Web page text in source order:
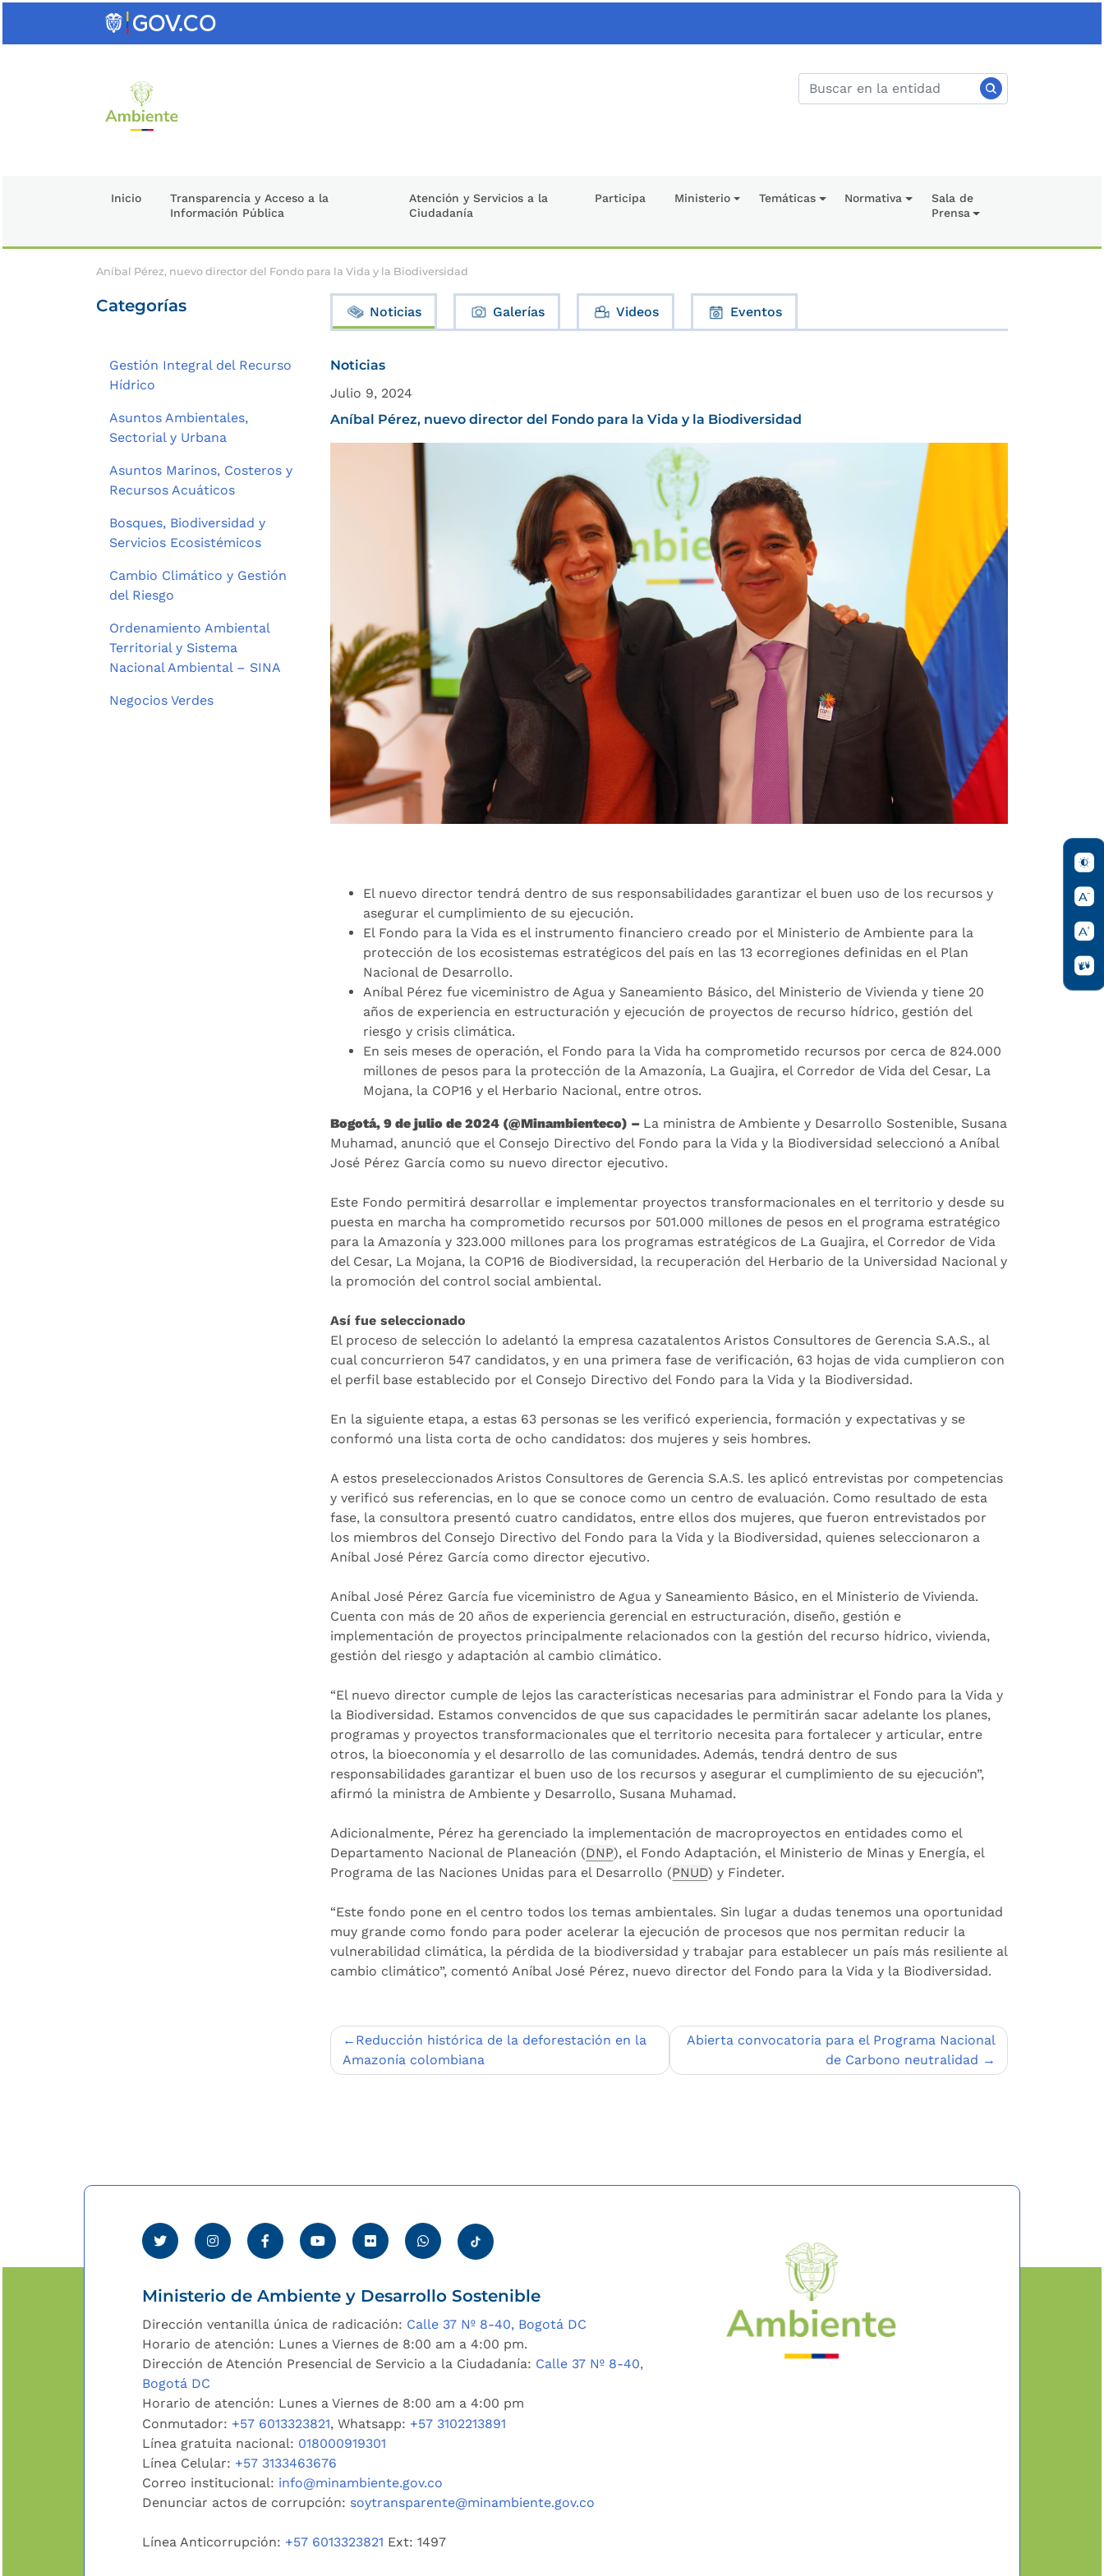
Inicio
Transparencia y Acceso a la
Información Pública
Atención y Servicios a la
Ciudadanía
Participa Ministerio Temáticas Normativa
Sala de
Prensa
Aníbal Pérez, nuevo director del Fondo para la Vida y la Biodiversidad
Categorías
Gestión Integral del Recurso
Hídrico
Asuntos Ambientales,
Sectorial y Urbana
Asuntos Marinos, Costeros y
Recursos Acuáticos
Bosques, Biodiversidad y
Servicios Ecosistémicos
Cambio Climático y Gestión
del Riesgo
Ordenamiento Ambiental
Territorial y Sistema
Nacional Ambiental – SINA
Negocios Verdes
Noticias Galerías Videos Eventos
Noticias
Julio 9, 2024
Aníbal Pérez, nuevo director del Fondo para la Vida y la Biodiversidad
El nuevo director tendrá dentro de sus responsabilidades garantizar el buen uso de los recursos y
asegurar el cumplimiento de su ejecución.
El Fondo para la Vida es el instrumento financiero creado por el Ministerio de Ambiente para la
protección de los ecosistemas estratégicos del país en las 13 ecorregiones definidas en el Plan
Nacional de Desarrollo.
Aníbal Pérez fue viceministro de Agua y Saneamiento Básico, del Ministerio de Vivienda y tiene 20
años de experiencia en estructuración y ejecución de proyectos de recurso hídrico, gestión del
riesgo y crisis climática.
En seis meses de operación, el Fondo para la Vida ha comprometido recursos por cerca de 824.000
millones de pesos para la protección de la Amazonía, La Guajira, el Corredor de Vida del Cesar, La
Mojana, la COP16 y el Herbario Nacional, entre otros.
Bogotá, 9 de julio de 2024 (@Minambienteco) – La ministra de Ambiente y Desarrollo Sostenible, Susana
Muhamad, anunció que el Consejo Directivo del Fondo para la Vida y la Biodiversidad seleccionó a Aníbal
José Pérez García como su nuevo director ejecutivo.
Este Fondo permitirá desarrollar e implementar proyectos transformacionales en el territorio y desde su
puesta en marcha ha comprometido recursos por 501.000 millones de pesos en el programa estratégico
para la Amazonía y 323.000 millones para los programas estratégicos de La Guajira, el Corredor de Vida
del Cesar, La Mojana, la COP16 de Biodiversidad, la recuperación del Herbario de la Universidad Nacional y
la promoción del control social ambiental.
Así fue seleccionado
El proceso de selección lo adelantó la empresa cazatalentos Aristos Consultores de Gerencia S.A.S., al
cual concurrieron 547 candidatos, y en una primera fase de verificación, 63 hojas de vida cumplieron con
el perfil base establecido por el Consejo Directivo del Fondo para la Vida y la Biodiversidad.
En la siguiente etapa, a estas 63 personas se les verificó experiencia, formación y expectativas y se
conformó una lista corta de ocho candidatos: dos mujeres y seis hombres.
A estos preseleccionados Aristos Consultores de Gerencia S.A.S. les aplicó entrevistas por competencias
y verificó sus referencias, en lo que se conoce como un centro de evaluación. Como resultado de esta
fase, la consultora presentó cuatro candidatos, entre ellos dos mujeres, que fueron entrevistados por
los miembros del Consejo Directivo del Fondo para la Vida y la Biodiversidad, quienes seleccionaron a
Aníbal José Pérez García como director ejecutivo.
Aníbal José Pérez García fue viceministro de Agua y Saneamiento Básico, en el Ministerio de Vivienda.
Cuenta con más de 20 años de experiencia gerencial en estructuración, diseño, gestión e
implementación de proyectos principalmente relacionados con la gestión del recurso hídrico, vivienda,
gestión del riesgo y adaptación al cambio climático.
“El nuevo director cumple de lejos las características necesarias para administrar el Fondo para la Vida y
la Biodiversidad. Estamos convencidos de que sus capacidades le permitirán sacar adelante los planes,
programas y proyectos transformacionales que el territorio necesita para fortalecer y articular, entre
otros, la bioeconomía y el desarrollo de las comunidades. Además, tendrá dentro de sus
responsabilidades garantizar el buen uso de los recursos y asegurar el cumplimiento de su ejecución”,
afirmó la ministra de Ambiente y Desarrollo, Susana Muhamad.
Adicionalmente, Pérez ha gerenciado la implementación de macroproyectos en entidades como el
Departamento Nacional de Planeación (DNP), el Fondo Adaptación, el Ministerio de Minas y Energía, el
Programa de las Naciones Unidas para el Desarrollo (PNUD) y Findeter.
“Este fondo pone en el centro todos los temas ambientales. Sin lugar a dudas tenemos una oportunidad
muy grande como fondo para poder acelerar la ejecución de procesos que nos permitan reducir la
vulnerabilidad climática, la pérdida de la biodiversidad y trabajar para establecer un país más resiliente al
cambio climático”, comentó Aníbal José Pérez, nuevo director del Fondo para la Vida y la Biodiversidad.
Navegación
de
Reducción histórica de la deforestación en la
Amazonía colombiana
Abierta convocatoria para el Programa Nacional
de Carbono neutralidad
Ministerio de Ambiente y Desarrollo Sostenible
Dirección ventanilla única de radicación: Calle 37 Nº 8-40, Bogotá DC
Horario de atención: Lunes a Viernes de 8:00 am a 4:00 pm.
Dirección de Atención Presencial de Servicio a la Ciudadanía: Calle 37 Nº 8-40,
Bogotá DC
Horario de atención: Lunes a Viernes de 8:00 am a 4:00 pm
Conmutador: +57 6013323821, Whatsapp: +57 3102213891
Línea gratuita nacional: 018000919301
Línea Celular: +57 3133463676
Correo institucional: info@minambiente.gov.co
Denunciar actos de corrupción: soytransparente@minambiente.gov.co
Línea Anticorrupción: +57 6013323821 Ext: 1497